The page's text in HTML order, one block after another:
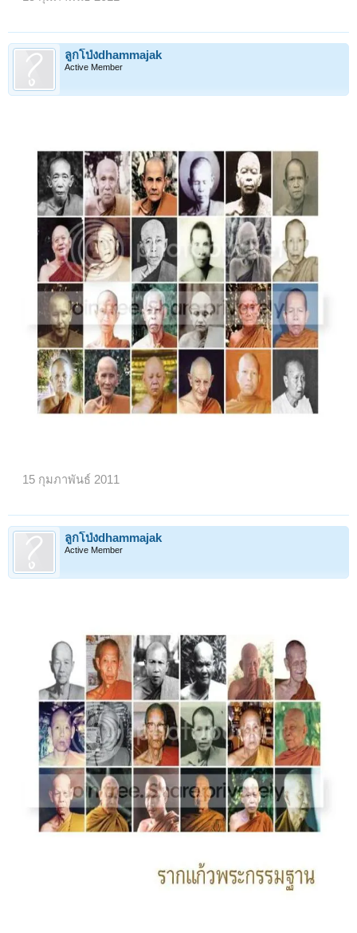
ลูกโป่งdhammajak
Active Member
15 กุมภาพันธ์ 2011
ลูกโป่งdhammajak
Active Member